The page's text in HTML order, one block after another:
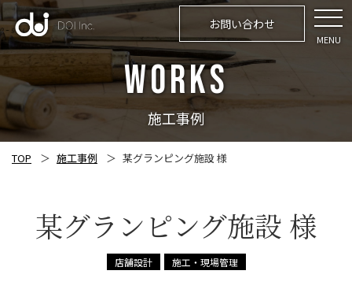
お問い合わせ
MENU
WORKS
施工事例
TOP 施工事例 某グランピング施設 様
某グランピング施設 様
店舗設計 施工・現場管理